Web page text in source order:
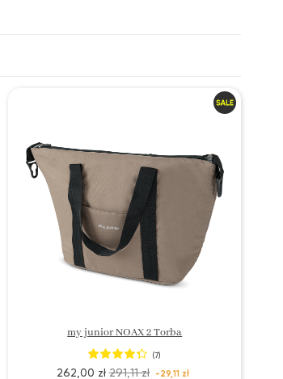
my junior NOAX 2 Torba
(7)
262,00 zł 291,11 zł -29,11 zł